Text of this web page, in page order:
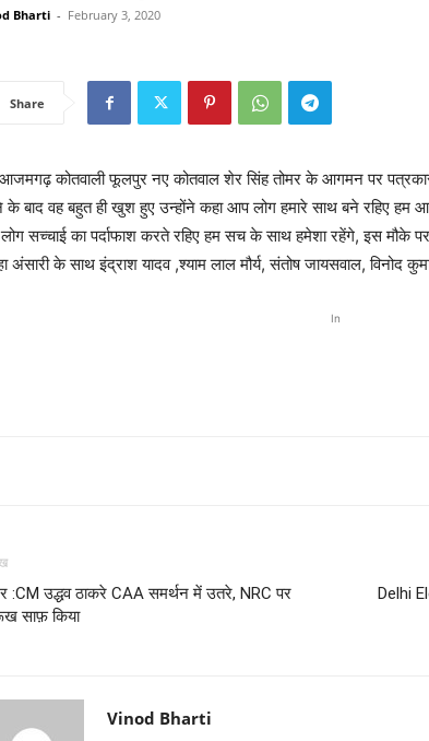
Bharti - February 3, 2020
Share
कोतवाली फूलपुर नए कोतवाल शेर सिंह तोमर के आगमन पर
बाद वह बहुत ही खुश हुए उन्होंने कहा आप लोग हमारे साथ बने रहिए हम
सच्चाई का पर्दाफाश करते रहिए हम सच के साथ हमेशा रहेंगे, इस मौके
अंसारी के साथ इंद्राश यादव ,श्याम लाल मौर्य, संतोष जायसवाल, विनोद
In
:CM उद्धव ठाकरे CAA समर्थन में उतरे, NRC पर
साफ़ किया
Delhi
Vinod Bharti